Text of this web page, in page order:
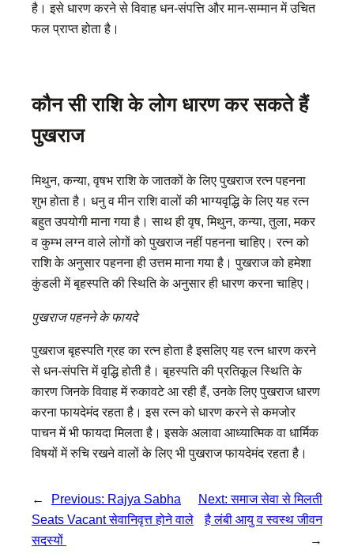
है। इसे धारण करने से विवाह धन-संपत्ति और मान-सम्मान में उचित
फल प्राप्त होता है।
कौन सी राशि के लोग धारण कर सकते हैं
पुखराज
मिथुन, कन्या, वृषभ राशि के जातकों के लिए पुखराज रत्न पहनना
शुभ होता है। धनु व मीन राशि वालों की भाग्यवृद्धि के लिए यह रत्न
बहुत उपयोगी माना गया है। साथ ही वृष, मिथुन, कन्या, तुला, मकर
व कुम्भ लग्न वाले लोगों को पुखराज नहीं पहनना चाहिए। रत्न को
राशि के अनुसार पहनना ही उत्तम माना गया है। पुखराज को हमेशा
कुंडली में बृहस्पति की स्थिति के अनुसार ही धारण करना चाहिए।
पुखराज पहनने के फायदे
पुखराज बृहस्पति ग्रह का रत्न होता है इसलिए यह रत्न धारण करने
से धन-संपत्ति में वृद्धि होती है। बृहस्पति की प्रतिकूल स्थिति के
कारण जिनके विवाह में रुकावटे आ रही हैं, उनके लिए पुखराज धारण
करना फायदेमंद रहता है। इस रत्न को धारण करने से कमजोर
पाचन में भी फायदा मिलता है। इसके अलावा आध्यात्मिक वा धार्मिक
विषयों में रुचि रखने वालों के लिए भी पुखराज फायदेमंद रहता है।
← Previous: Rajya Sabha
Seats Vacant सेवानिवृत्त होने वाले
सदस्यों
Next:समाज सेवा से मिलती
है लंबी आयु व स्वस्थ जीवन
→